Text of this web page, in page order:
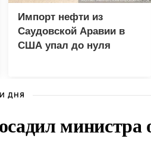
Импорт нефти из
Саудовской Аравии в
США упал до нуля
ДНЯ
министра